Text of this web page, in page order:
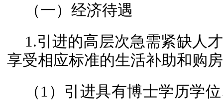
（一）经济待遇
1.引进的高层次急需紧缺人
享受相应标准的生活补助和购
（1）引进具有博士学历学